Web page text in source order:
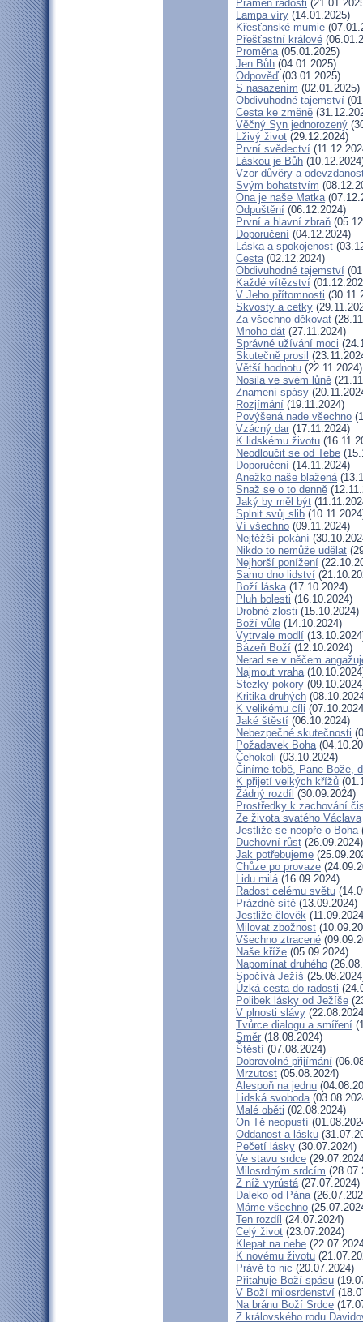
Pramen radosti
Lampa víry (14.01.2025)
Křesťanské mumie
Přešťastní králové
Proměna(05.01.2025)
Jen Bůh (04.01.2025)
Odpověď (03.01.2025)
S nasazením (02.01.2025)
Obdivuhodné tajemství
Cesta ke změně
Věčný Syn jednorozený
Lživý život (29.12.2024)
První svědectví
Láskou je Bůh
Vzor důvěry a
Svým bohatstvím
Ona je naše Matka
Odpuštění (06.12.2024)
První a hlavní zbraň
Doporučení (04.12.2024)
Láska a spokojenost
Cesta(02.12.2024)
Obdivuhodné tajemství
Každé vítězství
V Jeho přítomnosti
Skvosty a cetky
Za všechno děkovat
Mnoho dát (27.11.2024)
Správné užívání moci
Skutečně prosil
Větší hodnotu (22.11.2024)
Nosila ve svém lůně
Znamení spásy
Rozjímání (19.11.2024)
Povýšená nade všechno
Vzácný dar (17.11.2024)
K lidskému životu
Neodloučit se od Tebe
Doporučení (14.11.2024)
Anežko naše blažená
Snaž se o to denně
Jaký by měl být
Splnit svůj slib
Ví všechno (09.11.2024)
Nejtěžší pokání
Nikdo to nemůže udělat
Nejhorší ponížení
Samo dno lidství
Boží láska(17.10.2024)
Pluh bolesti (16.10.2024)
Drobné zlosti (15.10.2024)
Boží vůle (14.10.2024)
Vytrvale modlí
Bázeň Boží (12.10.2024)
Nerad se v něčem
Najmout vraha
Stezky pokory
Kritika druhých
K velikému cíli
Jaké štěstí (06.10.2024)
Nebezpečné skutečnosti
Požadavek Boha
Čehokoli (03.10.2024)
Činíme tobě, Pane Bože,
K přijetí velkých křížů
Žádný rozdíl (30.09.2024)
Prostředky k zachování
Ze života svatého Václava
Jestliže se neopře o Boha
Duchovní růst (26.09.2024)
Jak potřebujeme
Chůze po provaze
Lidu milá(16.09.2024)
Radost celému světu
Prázdné sítě (13.09.2024)
Jestliže člověk
Milovat zbožnost
Všechno ztracené
Naše kříže (05.09.2024)
Napomínat druhého
Spočívá Ježíš
Úzká cesta do radosti
Polibek lásky od Ježíše
V plnosti slávy
Tvůrce dialogu a smíření
Směr (18.08.2024)
Štěstí (07.08.2024)
Dobrovolné přijímání
Mrzutost (05.08.2024)
Alespoň na jednu
Lidská svoboda
Malé oběti (02.08.2024)
On Tě neopustí
Oddanost a lásku
Pečetí lásky (30.07.2024)
Ve stavu srdce
Milosrdným srdcím
Z níž vyrůstá(27.07.2024)
Daleko od Pána
Máme všechno
Ten rozdíl (24.07.2024)
Celý život (23.07.2024)
Klepat na nebe
K novému životu
Právě to nic (20.07.2024)
Přitahuje Boží spásu
V Boží milosrdenství
Na bránu Boží Srdce
Z královského rodu